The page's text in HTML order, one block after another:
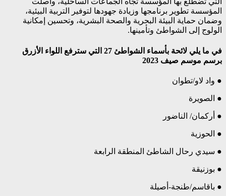
المؤسسة تطوير برنامجها وزيادة جهودها لتوفير التربية البيئية،
وضمان حماية البيئة البحرية والصحة البشرية، وتحسين إمكانية
الولوج إلى الشواطئ وتأمينها.
في ما يلي لائحة بأسماء الشواطئ 27 التي سترفع اللواء الأزرق
برسم موسم صيف 2023
● واد لاو/تطوان
● الصويرة
● أركمان/ الناضور
● الحوزية
● سيدي رحال الشاطئ المنطقة الرابعة
● بوزنيقة
● باقاسم/طنجة-أصيلة